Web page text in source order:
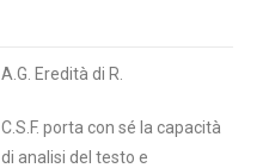
A.G. Eredità di R.
C.S.F. porta con sé la capacità
di analisi del testo e